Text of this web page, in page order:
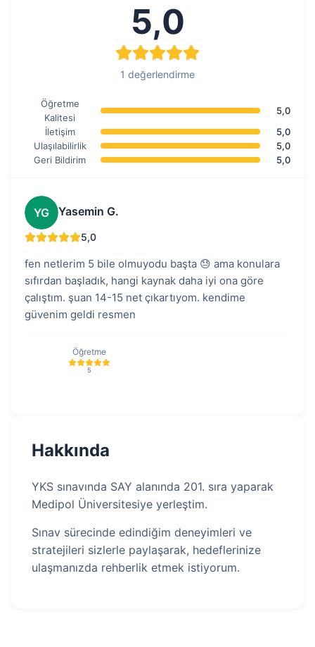
5,0
1 değerlendirme
Öğretme
Kalitesi
5,0
İletişim
5,0
Ulaşılabilirlik
5,0
Geri Bildirim
5,0
YG Yasemin G.
5,0
fen netlerim 5 bile olmuyodu başta 😓 ama konulara
sıfırdan başladık, hangi kaynak daha iyi ona göre
çalıştım. şuan 14-15 net çıkartıyom. kendime
güvenim geldi resmen
Öğretme
5
Hakkında
YKS sınavında SAY alanında 201. sıra yaparak
Medipol Üniversitesiye yerleştim.
Sınav sürecinde edindiğim deneyimleri ve
stratejileri sizlerle paylaşarak, hedeflerinize
ulaşmanızda rehberlik etmek istiyorum.